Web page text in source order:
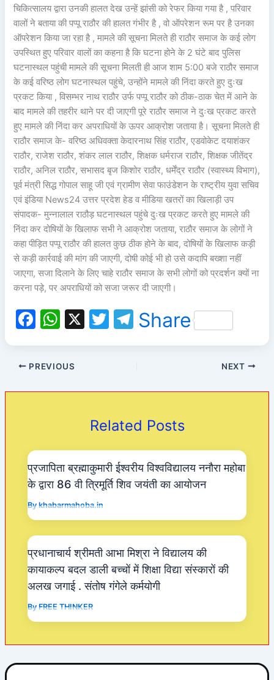
चिकित्सालय द्वारा उनकी हालत देख उन्हें झांसी को रेफर किया गया है , परिवार
वालों ने बताया की पप्पू राठौर की हालत गंभीर है , वो ऑपरेशन रूम पर है उनका
ऑपरेशन किया जा रहा है , मामले की सूचना मिलते ही राठौर समाज के कई लोग
उपस्थित हुए परिवार वालों का कहना है कि घटना होने के 2 घंटे बाद पुलिस
घटनास्थल पहुंची मामले की सूचना मिलती ही आज शाम 5:00 बजे राठौर समाज
के कई वरिष्ठ लोग घटनास्थल पहुंचे, उन्होंने मामले की निंदा करते हुए दुःख
प्रकट किया , विसम्भर नाथ राठौर उर्फ पप्पू राठौर को ठीक-ठाक चेत में आने के
बाद मामले की तहरीर थाने पर दी जाएगी पूरे राठौर समाज ने दुःख प्रकट करते
हुए मामले की निंदा कर अपराधियों के ऊपर आक्रोश जताया है। सूचना मिलते ही
राठौर समाज के- वरिष्ठ अधिवक्ता केदारनाथ सिंह राठौर, एडवोकेट दयाशंकर
राठौर, राजेश राठौर, शंकर लाल राठौर, शिक्षक धर्मराज राठौर, शिक्षक जीतेंद्र
राठौर, अनिल राठौर, सभासद बृज किशोर राठौर, धर्मेंद्र राठौर (स्वास्थ्य विभाग),
पूर्व मंत्री सिद्ध गोपाल साहू जी एवं ग्रामीण सेवा फाउंडेशन के राष्ट्रीय युवा सचिव
एवं इंडिया News24 उत्तर प्रदेश हेड व मीडिया खतरों का खिलाड़ी उप
संपादक- मुन्नालाल राठौड़ घटनास्थल पहुंचे दुःख प्रकट करते हुए मामले की
निंदा कर दोषियों के खिलाफ सभी ने आक्रोश जताया, राठौर समाज के लोगों ने
कहा पीड़ित पप्पू राठौर की हालत कुछ ठीक होने के बाद, दोषियों के खिलाफ कड़ी
से कड़ी कार्रवाई की मांग की जाएगी, दोषी कोई भी हो उसे कदापि बख्शा नहीं
जाएगा, सजा दिलाने के लिए चाहे राठौर समाज के सभी लोगों को प्रदर्शन क्यों ना
करना पड़े, पर अपराधियों को सजा जरूर दी जाएगी।
F
c
e
b
k
W
at
s
A
X
T
T
a
m
Share
PREVIOUS NEXT
Related Posts
प्रजापिता ब्रह्माकुमारी ईश्वरीय विश्वविद्यालय ननौरा महोबा
के द्वारा 86 वी त्रिमूर्ति शिव जयंती का आयोजन
Bykhabarmahoba.in
प्रधानाचार्य श्रीमती आभा मिश्रा ने विद्यालय की
कायाकल्प बदल डाली बच्चों में शिक्षा विद्या संस्कारों की
अलख जगाई . संतोष गंगेले कर्मयोगी
By FREE THINKER